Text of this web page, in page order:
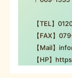
【TEL】
【FAX】
【Mail】
【HP】